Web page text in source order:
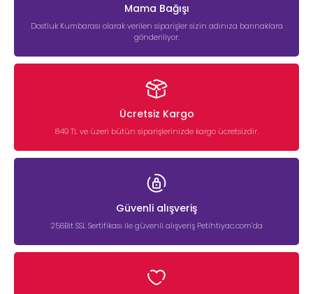
Mama Bağışı
Dostluk Kumbarası olarak verilen siparişler sizin adınıza barınaklara
gönderiliyor.
Ücretsiz Kargo
849 TL ve üzeri bütün siparişlerinizde kargo ücretsizdir.
Güvenli alışveriş
256Bit SSL Sertifikası ile güvenli alışveriş Petihtiyac.com’da